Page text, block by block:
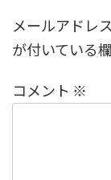
メールアドレ
が付いている
コメント ※